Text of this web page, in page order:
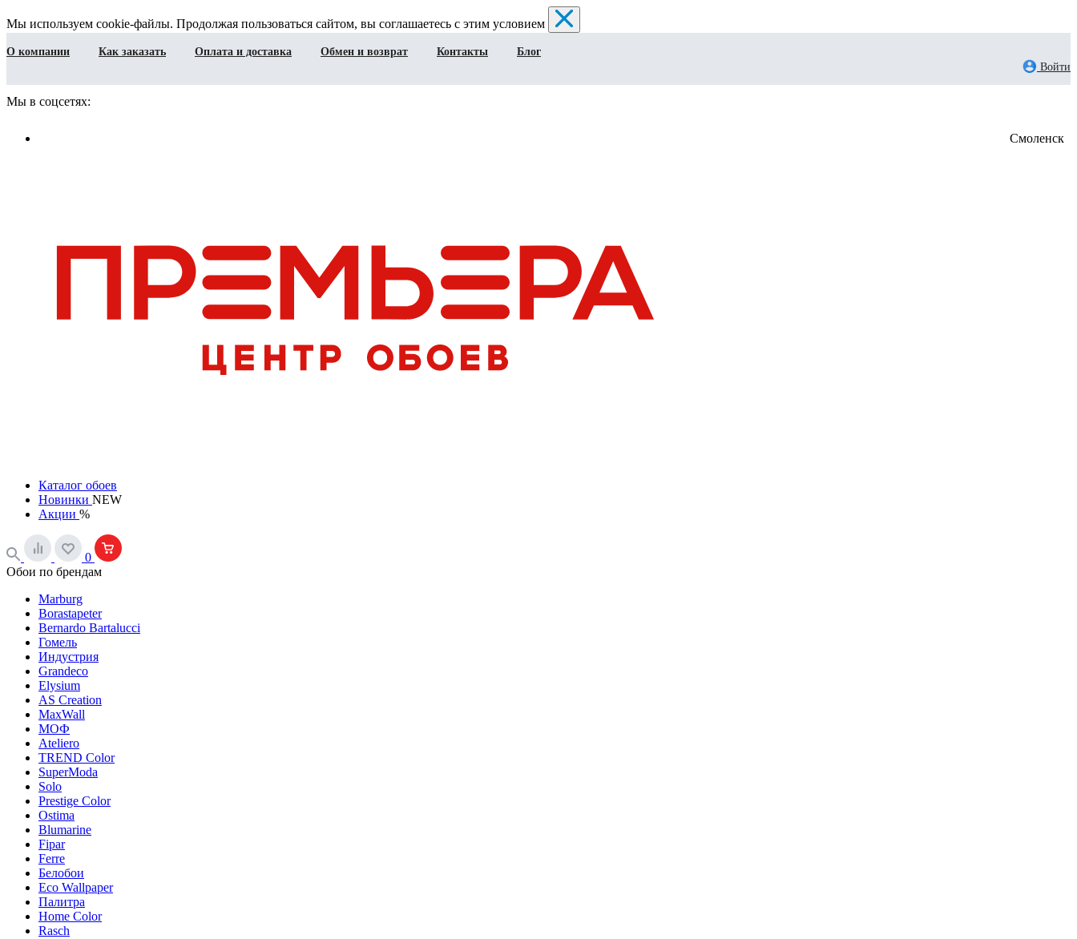
Мы используем cookie-файлы. Продолжая пользоваться сайтом, вы соглашаетесь с этим условием
О компании Как заказать Оплата и доставка Обмен и возврат Контакты
Блог
Войти
Мы в соцсетях:
Смоленск
Каталог обоев
Новинки NEW
Акции %
0
Обои по брендам
Marburg
Borastapeter
Bernardo Bartalucci
Гомель
Индустрия
Grandeco
Elysium
AS Creation
MaxWall
МОФ
Ateliero
TREND Color
SuperModa
Solo
Prestige Color
Ostima
Blumarine
Fipar
Ferre
Белобои
Eco Wallpaper
Палитра
Home Color
Rasch